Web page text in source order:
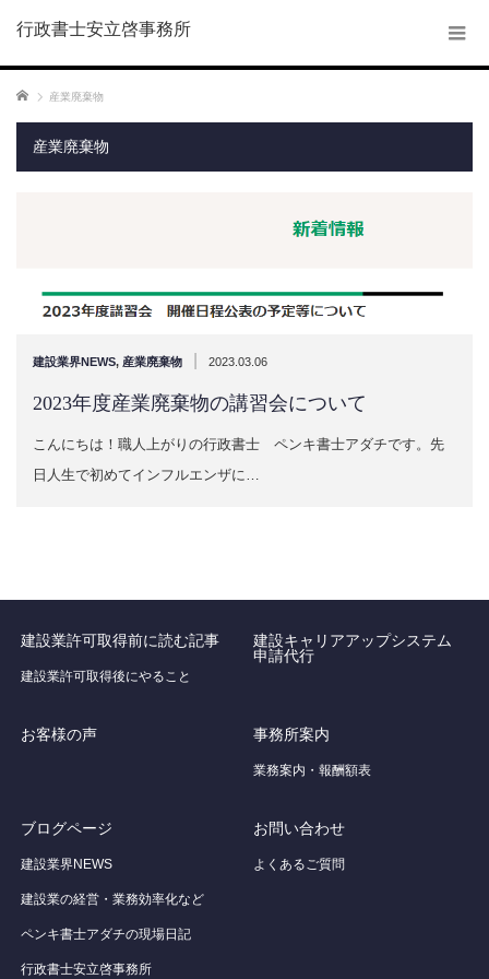
行政書士安立啓事務所
ホーム 産業廃棄物
産業廃棄物
建設業界NEWS, 産業廃棄物 2023.03.06
2023年度産業廃棄物の講習会について
こんにちは！職人上がりの行政書士 ペンキ書士アダチです。先
日人生で初めてインフルエンザに…
建設業許可取得前に読む記事
建設業許可取得後にやること
建設キャリアアップシステム
申請代行
お客様の声 事務所案内
業務案内・報酬額表
ブログページ
建設業界NEWS
建設業の経営・業務効率化など
ペンキ書士アダチの現場日記
行政書士安立啓事務所
お問い合わせ
よくあるご質問